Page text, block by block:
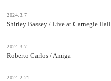
2024.3.7
Shirley Bassey / Live at Carnegie Hall
2024.3.7
Roberto Carlos / Amiga
2024.2.21